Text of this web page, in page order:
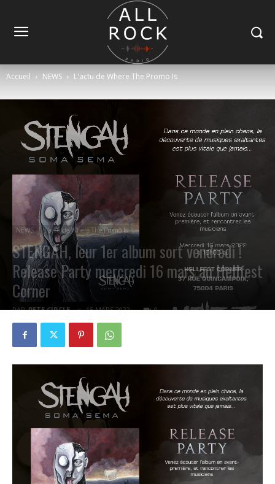
Accueil NEWS L'actu de Where The Promo Is
NEWS L'actu de Where The Promo Is
STENGAH, leur 1er album sort vendredi !
Release Party mercredi 16 mars au Hellfest
Corner
PAR PETE CIRCLE 15 MARS 2022 0